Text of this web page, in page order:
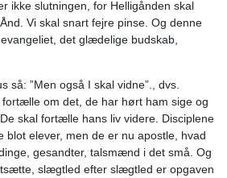
ikke slutningen, for Helligånden skal
Vi skal snart fejre pinse. Og denne
det glædelige budskab,
så: ”Men også I skal vidne”., dvs.
fortælle om det, de har hørt ham sige og
skal fortælle hans liv videre. Disciplene
blot elever, men de er nu apostle, hvad
gesandter, talsmænd i det små. Og
slægtled efter slægtled er opgaven